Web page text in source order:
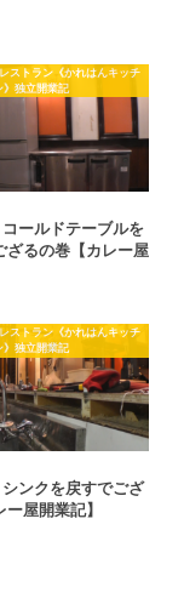
ストラン《かれはんキッチ
》独立開業記
ールドテーブルを
ざるの巻【カレー屋
ストラン《かれはんキッチ
》独立開業記
ンクを戻すでござ
屋開業記】